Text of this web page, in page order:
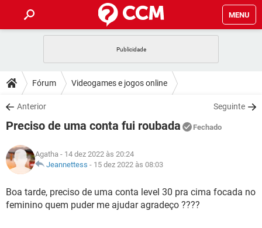
MENU
CELULAR FACEBOOK
OUTLOOK
INSTAGRAM GMAIL
GUIA DE COMPRAS
DICAS
JOGOS WHATSAPP
INSTAGRAM
GUIA DE COMPRAS
DOWNLOADS
JOGOS WHATSAPP
CELULAR
OUTLOOK EXCEL
GUIA DE COMPRAS
JOGOS
CELULAR
OUTLOOK EXCEL
GLOSSÁRIO
CELULAR FACEBOOK
Fórum Videogames e jogos online
Anterior Seguinte
Preciso de uma conta fui roubada Fechado
Agatha - 14 dez 2022 às 20:24
Jeannettess - 15 dez 2022 às 08:03
Boa tarde, preciso de uma conta level 30 pra cima focada no
feminino quem puder me ajudar agradeço ????